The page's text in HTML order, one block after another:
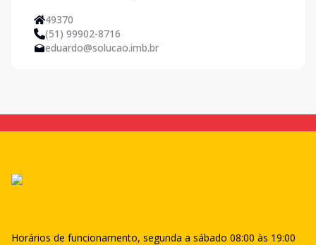
49370
(51) 99902-8716
eduardo@solucao.imb.br
Horários de funcionamento, segunda a sábado 08:00 às 19:00